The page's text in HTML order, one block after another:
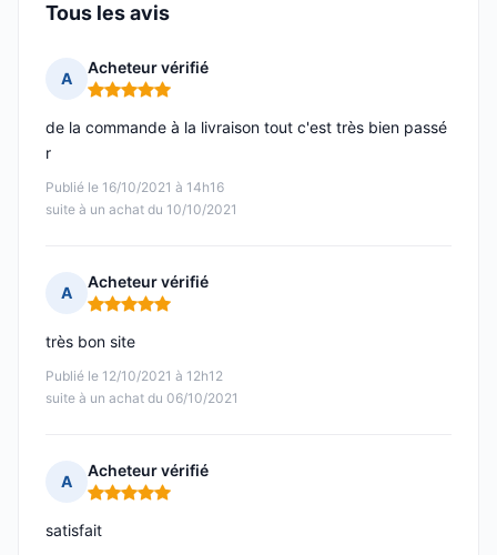
Tous les avis
A
Acheteur vérifié
Note : 5 sur 5
Publié le 16/10/2021 à 14h16
suite à un achat du 10/10/2021
de la commande à la livraison tout c'est très bien passé
r
A
Acheteur vérifié
Note : 5 sur 5
Publié le 12/10/2021 à 12h12
suite à un achat du 06/10/2021
très bon site
A
Acheteur vérifié
Note : 5 sur 5
satisfait